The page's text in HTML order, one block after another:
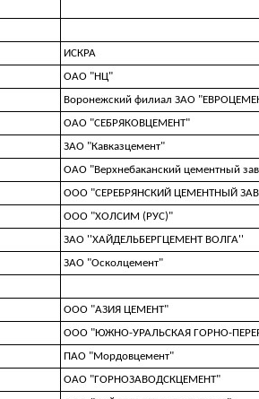
ИСКРА
ОАО "НЦ"
Воронежский филиал ЗАО
ОАО "СЕБРЯКОВЦЕМЕНТ"
ЗАО "Кавказцемент"
ОАО "Верхнебаканский цементный
ООО "СЕРЕБРЯНСКИЙ ЦЕМЕНТНЫЙ
ООО "ХОЛСИМ (РУС)"
ЗАО ''ХАЙДЕЛЬБЕРГЦЕМЕНТ ВОЛГА''
ЗАО "Осколцемент"
ООО "АЗИЯ ЦЕМЕНТ"
ООО "ЮЖНО-УРАЛЬСКАЯ ГОРНО-
ПАО "Мордовцемент"
ОАО "ГОРНОЗАВОДСКЦЕМЕНТ"